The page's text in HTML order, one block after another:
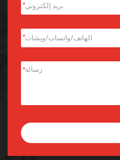
*
*
*